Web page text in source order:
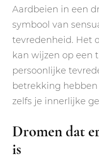
Aardbeien in een
symbool van
tevredenheid. Het
kan wijzen op een
persoonlijke
betrekking
zelfs je innerlijke
Dromen dat
is